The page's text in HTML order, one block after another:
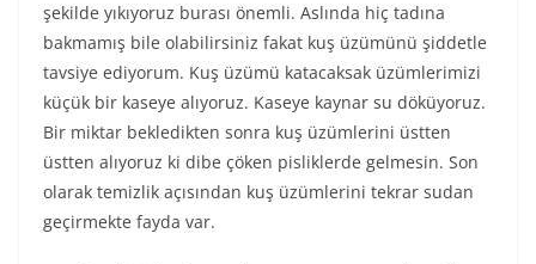
şekilde yıkıyoruz burası önemli. Aslında hiç tadına
bakmamış bile olabilirsiniz fakat kuş üzümünü şiddetle
tavsiye ediyorum. Kuş üzümü katacaksak üzümlerimizi
küçük bir kaseye alıyoruz. Kaseye kaynar su döküyoruz.
Bir miktar bekledikten sonra kuş üzümlerini üstten
üstten alıyoruz ki dibe çöken pisliklerde gelmesin. Son
olarak temizlik açısından kuş üzümlerini tekrar sudan
geçirmekte fayda var.